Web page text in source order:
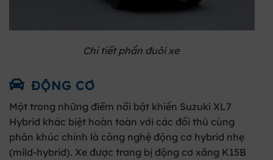
Chi tiết phần đuôi xe
ĐỘNG CƠ
Một trong những điểm nổi bật khiến Suzuki XL7
Hybrid khác biệt hoàn toàn với các đối thủ cùng
phân khúc chính là công nghệ động cơ hybrid nhẹ
(mild-hybrid). Xe được trang bị động cơ xăng K15B